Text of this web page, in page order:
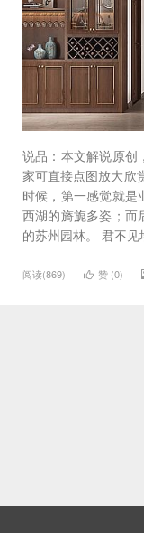
说品：本文解说原创
家可直接点图放大欣
时候，第一感觉就
西湖的旖旎多姿；
的苏州园林。 君不
阅读(869) 赞 (0)